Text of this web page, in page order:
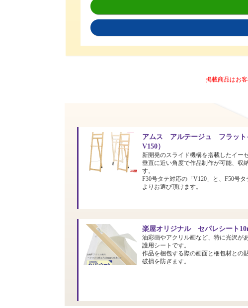
掲載商品はお
アムス アルテージュ フラット
V150）
新開発のスライド機構を搭載したイー
垂直に近い角度で作品制作が可能、収
す。
F30号タテ対応の「V120」と、F50号
よりお選び頂けます。
楽屋オリジナル セパレシート
油彩画やアクリル画など、特に光沢が
護用シートです。
作品を梱包する際の画面と梱包材との
破損を防ぎます。